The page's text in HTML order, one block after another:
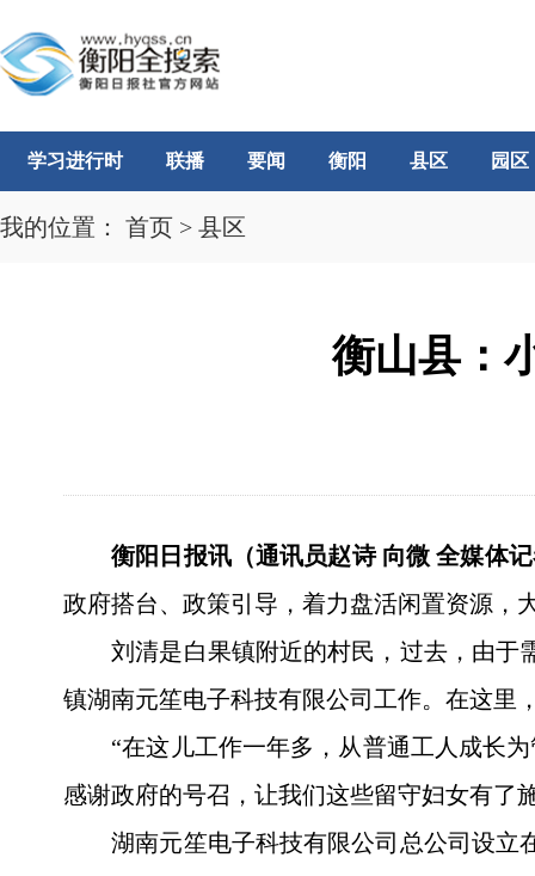
学习进行时 联播 要闻 衡阳 县区 园区
我的位置： 首页 > 县区
衡山县：
衡阳日报讯（通讯员赵诗 向微 全媒体
政府搭台、政策引导，着力盘活闲置资源，
刘清是白果镇附近的村民，过去，由于
镇湖南元笙电子科技有限公司工作。在这里
“在这儿工作一年多，从普通工人成长
感谢政府的号召，让我们这些留守妇女有了
湖南元笙电子科技有限公司总公司设立